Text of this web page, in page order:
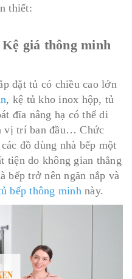
thiết:
Kệ giá thông minh
đặt tủ có chiều cao lớn
, kệ tủ kho inox hộp, tủ
đĩa nâng hạ có thể di
vị trí ban đầu… Chức
đồ dùng nhà bếp một
tiện do không gian thẳng
bếp trở nên ngăn nắp và
bếp thông minhnày.